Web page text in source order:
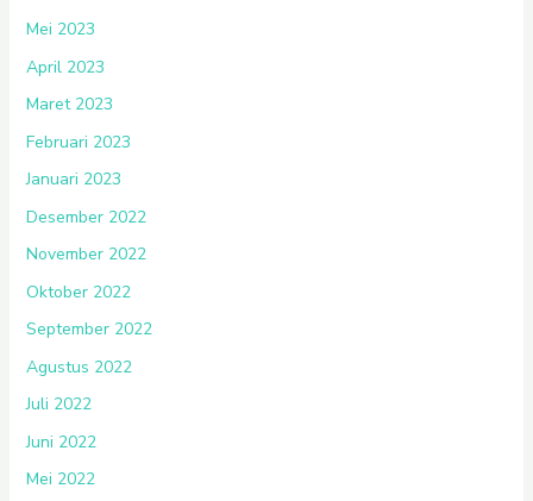
Mei 2023
April 2023
Maret 2023
Februari 2023
Januari 2023
Desember 2022
November 2022
Oktober 2022
September 2022
Agustus 2022
Juli 2022
Juni 2022
Mei 2022